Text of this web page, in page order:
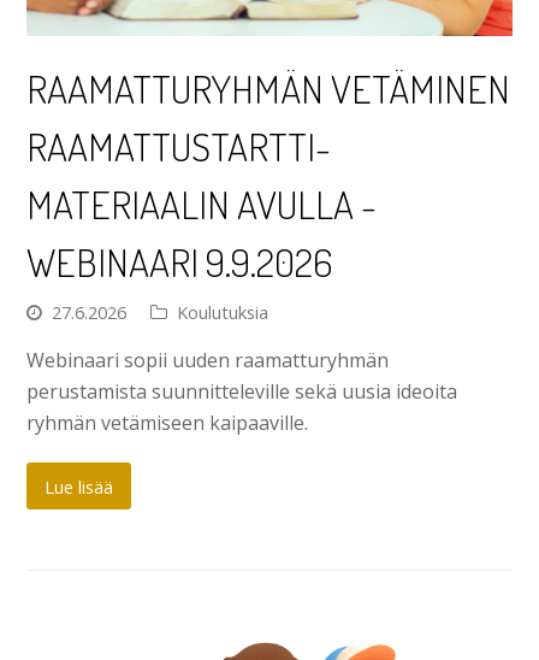
RAAMATTURYHMÄN VETÄMINEN
RAAMATTUSTARTTI-
MATERIAALIN AVULLA -
WEBINAARI 9.9.2026
27.6.2026 Koulutuksia
Webinaari sopii uuden raamatturyhmän
perustamista suunnitteleville sekä uusia ideoita
ryhmän vetämiseen kaipaaville.
Lue lisää